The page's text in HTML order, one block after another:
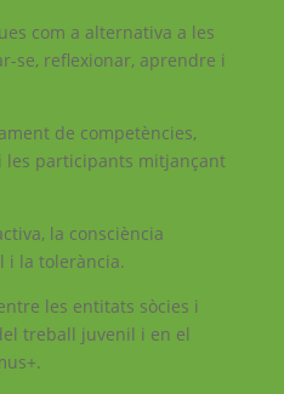
com a alternativa a les
se, reflexionar, aprendre i
de competències,
participants mitjançant
la consciència
i la tolerància.
les entitats sòcies i
treball juvenil i en el